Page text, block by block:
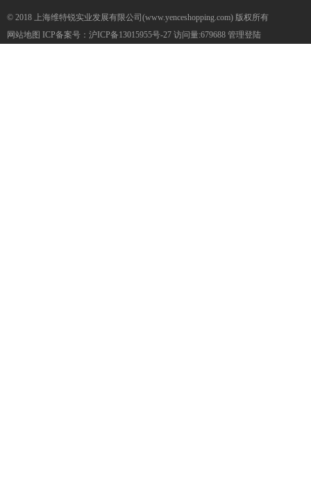
© 2018 上海维特锐实业发展有限公司(www.yenceshopping.com) 版权所有
网站地图 ICP备案号： 沪ICP备13015955号-27 访问量:679688 管理登陆